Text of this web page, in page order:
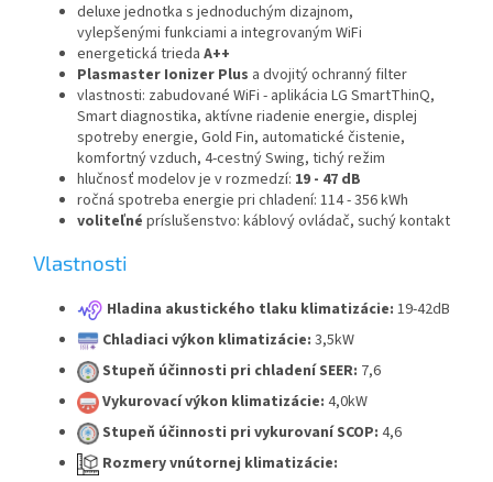
deluxe jednotka s jednoduchým dizajnom,
vylepšenými funkciami a integrovaným WiFi
energetická trieda A++
Plasmaster Ionizer Plus a dvojitý ochranný filter
vlastnosti: zabudované WiFi - aplikácia LG SmartThinQ,
Smart diagnostika, aktívne riadenie energie, displej
spotreby energie, Gold Fin, automatické čistenie,
komfortný vzduch, 4-cestný Swing, tichý režim
hlučnosť modelov je v rozmedzí: 19 - 47 dB
ročná spotreba energie pri chladení: 114 - 356 kWh
voliteľné príslušenstvo: káblový ovládač, suchý kontakt
Vlastnosti
Hladina akustického tlaku klimatizácie: 19-42dB
Chladiaci výkon klimatizácie: 3,5kW
Stupeň účinnosti pri chladení SEER: 7,6
Vykurovací výkon klimatizácie: 4,0kW
Stupeň účinnosti pri vykurovaní SCOP: 4,6
Rozmery vnútornej klimatizácie: